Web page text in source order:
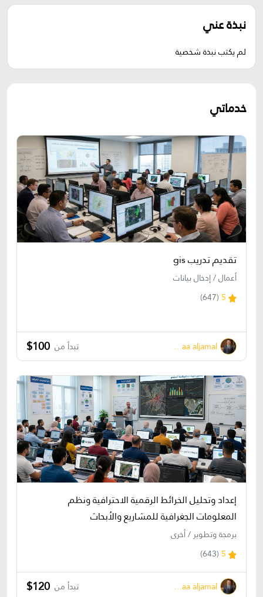
نبذة عني
لم يكتب نبذة شخصية
خدماتي
تقديم تدريب gis
أعمال / إدخال بيانات
5
(647)
bahaa aljamal تبدأ من $100
إعداد وتحليل الخرائط الرقمية الاحترافية ونظم
المعلومات الجغرافية للمشاريع والأبحاث
برمجة وتطوير / أخرى
5
(643)
bahaa aljamal تبدأ من $120